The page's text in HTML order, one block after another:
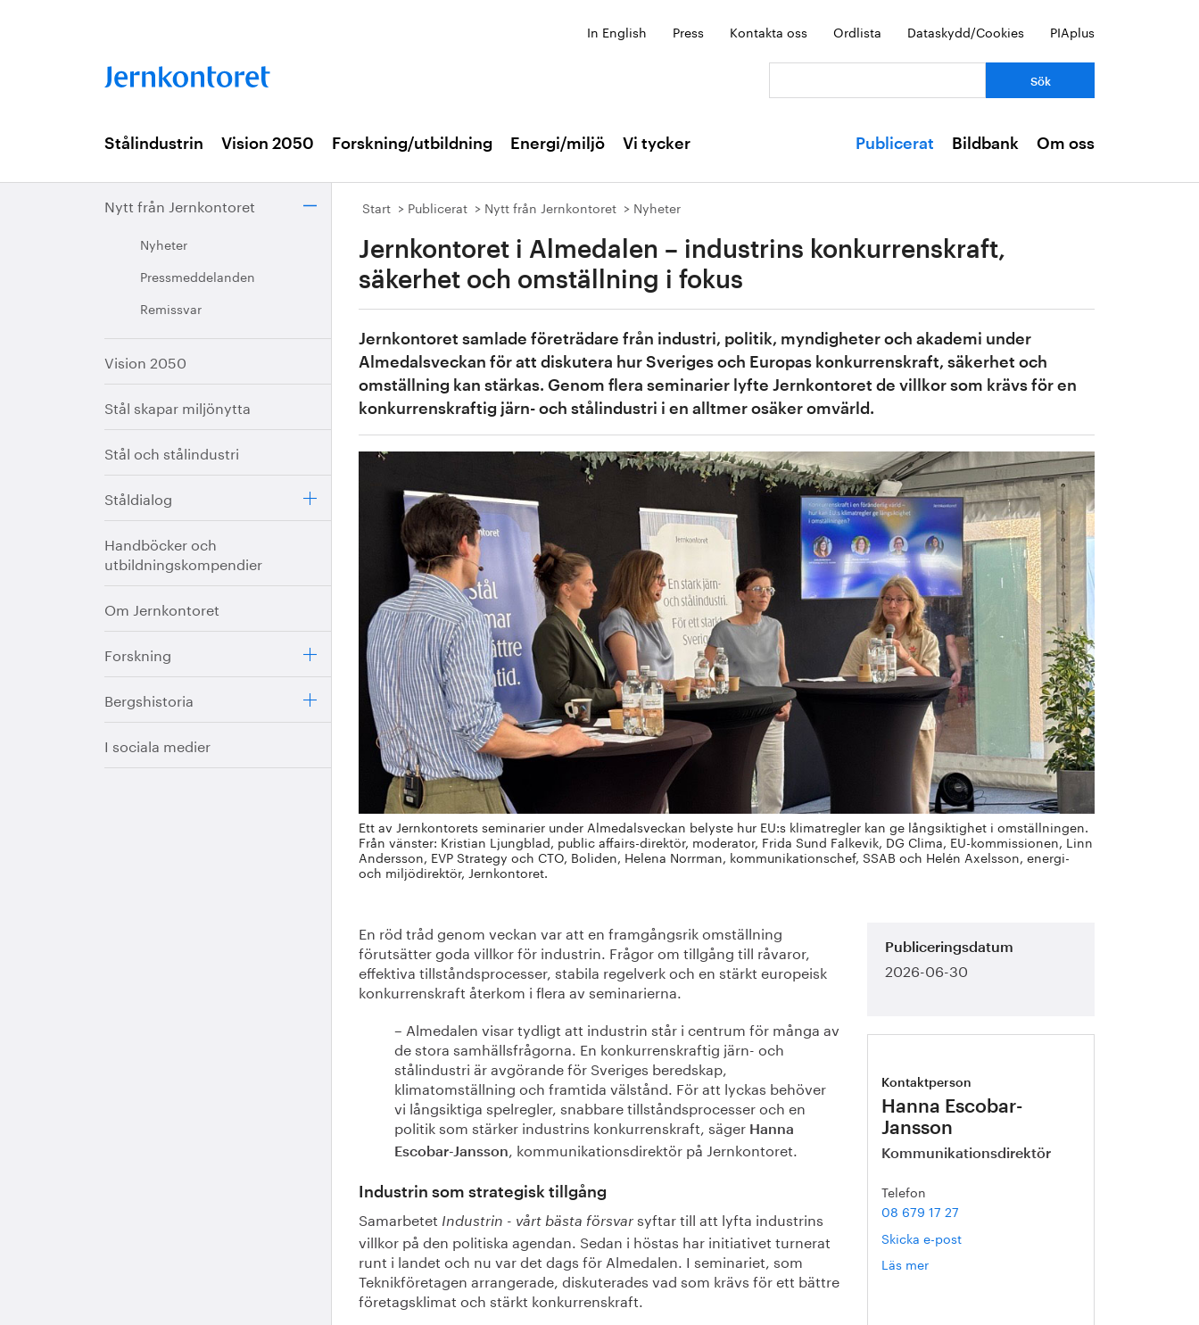
In English Press Kontakta oss Ordlista Dataskydd/Cookies PIAplus
Stålindustrin Vision 2050 Forskning/utbildning Energi/miljö Vi tycker Publicerat Bildbank Om oss
Nytt från Jernkontoret
Nyheter
Pressmeddelanden
Remissvar
Vision 2050
Stål skapar miljönytta
Stål och stålindustri
Ståldialog
Handböcker och
utbildningskompendier
Om Jernkontoret
Forskning
Bergshistoria
I sociala medier
Start Publicerat Nytt från Jernkontoret Nyheter
Jernkontoret i Almedalen – industrins konkurrenskraft,
säkerhet och omställning i fokus
Jernkontoret samlade företrädare från industri, politik, myndigheter och akademi under
Almedalsveckan för att diskutera hur Sveriges och Europas konkurrenskraft, säkerhet och
omställning kan stärkas. Genom flera seminarier lyfte Jernkontoret de villkor som krävs för en
konkurrenskraftig järn- och stålindustri i en alltmer osäker omvärld.
Ett av Jernkontorets seminarier under Almedalsveckan belyste hur EU:s klimatregler kan ge långsiktighet i omställningen.
Från vänster: Kristian Ljungblad, public affairs-direktör, moderator, Frida Sund Falkevik, DG Clima, EU-kommissionen, Linn
Andersson, EVP Strategy och CTO, Boliden, Helena Norrman, kommunikationschef, SSAB och Helén Axelsson, energi-
och miljödirektör, Jernkontoret.
En röd tråd genom veckan var att en framgångsrik omställning
förutsätter goda villkor för industrin. Frågor om tillgång till råvaror,
effektiva tillståndsprocesser, stabila regelverk och en stärkt europeisk
konkurrenskraft återkom i flera av seminarierna.
– Almedalen visar tydligt att industrin står i centrum för många av
de stora samhällsfrågorna. En konkurrenskraftig järn- och
stålindustri är avgörande för Sveriges beredskap,
klimatomställning och framtida välstånd. För att lyckas behöver
vi långsiktiga spelregler, snabbare tillståndsprocesser och en
politik som stärker industrins konkurrenskraft, säger Hanna
Escobar-Jansson, kommunikationsdirektör på Jernkontoret.
Industrin som strategisk tillgång
Samarbetet Industrin - vårt bästa försvar syftar till att lyfta industrins
villkor på den politiska agendan. Sedan i höstas har initiativet turnerat
runt i landet och nu var det dags för Almedalen. I seminariet, som
Teknikföretagen arrangerade, diskuterades vad som krävs för ett bättre
företagsklimat och stärkt konkurrenskraft.
Publiceringsdatum
2026-06-30
Kontaktperson
Hanna Escobar-
Jansson
Kommunikationsdirektör
Telefon
08 679 17 27
Skicka e-post
Läs mer